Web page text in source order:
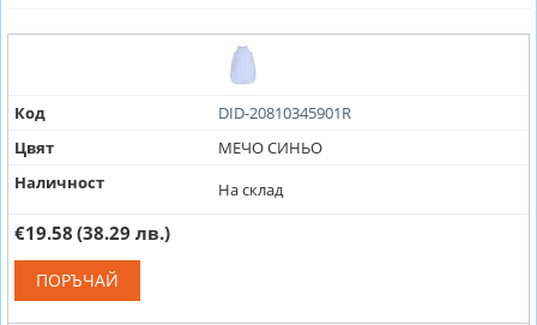
Код
DID-20810345901R
Цвят
МЕЧО СИНЬО
Наличност
На склад
€19.58 (38.29 лв.)
ПОРЪЧАЙ